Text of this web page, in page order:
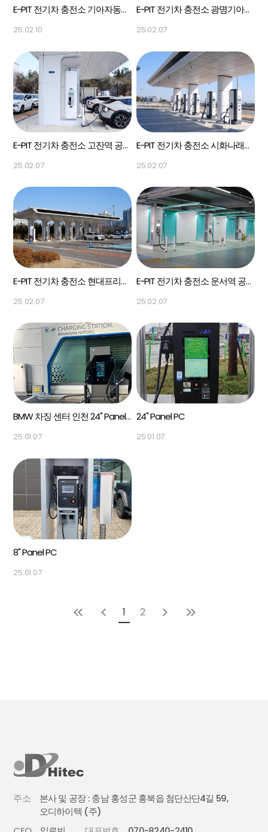
E-PIT 전기차 충전소 기아자동차 인천 플래그십 센터 Panel PC
25.02.10
E-PIT 전기차 충전소 광명기아오토랜드 Panel PC
25.02.07
E-PIT 전기차 충전소 고잔역 공영주차장 Panel PC
25.02.07
E-PIT 전기차 충전소 시화나래휴게소 Panel PC
25.02.07
E-PIT 전기차 충전소 현대프리미엄아울렛 송도 Panel PC
25.02.07
E-PIT 전기차 충전소 운서역 공영주차장 12.1"Panel PC
25.02.07
BMW 차징 센터 인천 24" Panel PC
25.01.07
24" Panel PC
25.01.07
8" Panel PC
25.01.07
1 2
주소
본사 및 공장 : 충남 홍성군 홍북읍 첨단산단4길 59,
오디하이텍 (주)